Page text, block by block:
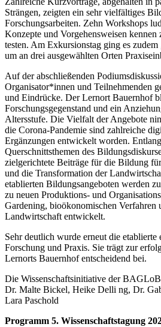
Strängen, zeigten ein sehr vielfältiges
Forschungsarbeiten. Zehn Workshops
Konzepte und Vorgehensweisen kennen
testen. Am Exkursionstag ging es
um an drei ausgewählten Orten
Auf der abschließenden
Organisator*innen und Teilnehmenden
und Eindrücke. Der Lernort Bauernhof
Forschungsgegenstand und ein
Altersstufe. Die Vielfalt der Angebote
die Corona-Pandemie sind zahlreiche
Ergänzungen entwickelt worden.
Querschnittsthemen des
zielgerichtete Beiträge für die Bildung
und die Transformation der
etablierten Bildungsangeboten werden
zu neuen Produktions- und
Gardening, bioökonomischen Verfahren
Landwirtschaft entwickelt.
Sehr deutlich wurde erneut die etablierte
Forschung und Praxis. Sie trägt zur
Lernorts Bauernhof entscheidend bei.
Die Wissenschaftsinitiative der
Dr. Malte Bickel, Heike Delli ng, Dr.
Lara Paschold
Programm 5. Wissenschaftstagung